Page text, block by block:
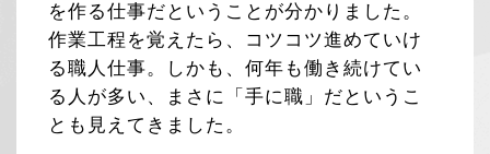
を作る仕事だということが分かりました。
作業工程を覚えたら、コツコツ進めていけ
る職人仕事。しかも、何年も働き続けてい
る人が多い、まさに「手に職」だというこ
とも見えてきました。